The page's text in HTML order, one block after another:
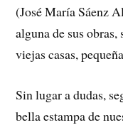
(José María Sáenz
alguna de sus
viejas casas,
Sin lugar a dudas,
bella estampa de